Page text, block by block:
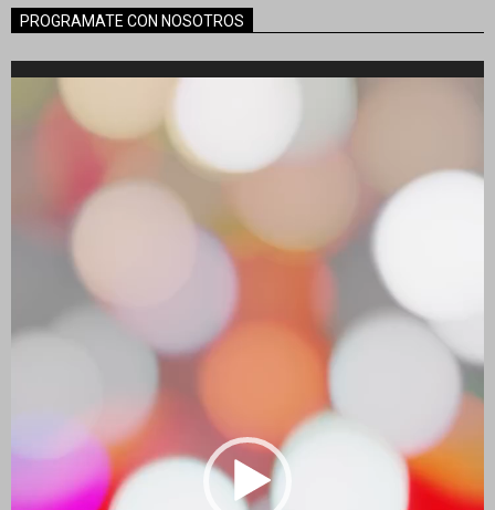
PROGRAMATE CON NOSOTROS
Reproductor